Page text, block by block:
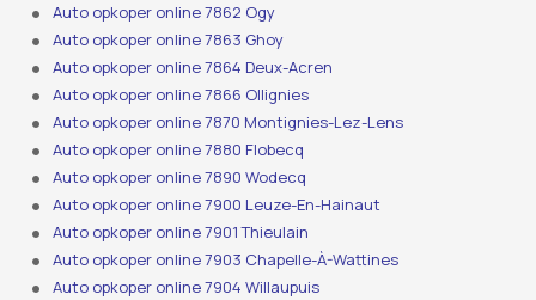
Auto opkoper online 7862 Ogy
Auto opkoper online 7863 Ghoy
Auto opkoper online 7864 Deux-Acren
Auto opkoper online 7866 Ollignies
Auto opkoper online 7870 Montignies-Lez-Lens
Auto opkoper online 7880 Flobecq
Auto opkoper online 7890 Wodecq
Auto opkoper online 7900 Leuze-En-Hainaut
Auto opkoper online 7901 Thieulain
Auto opkoper online 7903 Chapelle-À-Wattines
Auto opkoper online 7904 Willaupuis